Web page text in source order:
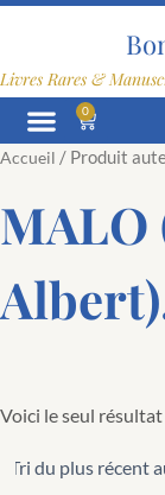
Aller
Livres Rares &
0
Panier
Accueil / Produit
MALO
Voici le seul résultat